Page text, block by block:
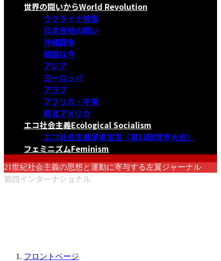
世界の闘いからWorld Revolution
ウクライナ特集
日本各地の闘い
沖縄闘争
韓国は今
アジア
ヨーロッパ
アラブ
アフリカ・中東
南北アメリカ
エコ社会主義Ecological Socialism
エコ社会主義革命宣言〈第18回世界大会〉
フェミニズムFeminism
21世紀社会主義の思想と運動に寄与する左翼ジャーナル
第四インターナショナル
フロントページ